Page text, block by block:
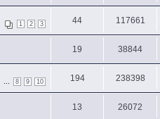
1 2 3 44 117661
19 38844
8 9 10 194 238398
13 26072